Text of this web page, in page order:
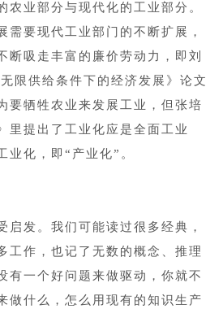
农业部分与现代化的工业部分。
需要现代工业部门的不断扩展，
断吸走丰富的廉价劳动力，即刘
限供给条件下的经济发展》论文
要牺牲农业来发展工业，但张培
里提出了工业化应是全面工业
业化，即“产业化”。
启发。我们可能读过很多经典，
工作，也记了无数的概念、推理
有一个好问题来做驱动，你就不
做什么，怎么用现有的知识生产